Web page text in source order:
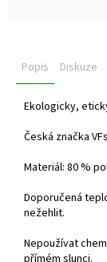
Popis Diskuze
Ekologicky,
Česká značka
Materiál: 80 %
Doporučená
nežehlit.
Nepoužívat